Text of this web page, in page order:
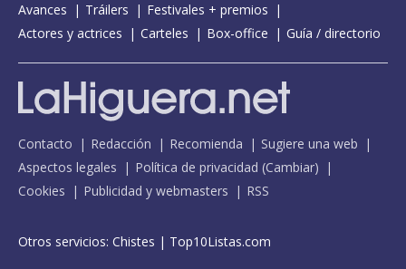
Avances
Tráilers
Festivales + premios
Actores y actrices
Carteles Box-office Guía / directorio
Contacto Redacción Recomienda
Sugiere una web
Aspectos legales
Política de privacidad (Cambiar)
Cookies
Publicidad y webmasters RSS
Otros servicios: Chistes | Top10Listas.com